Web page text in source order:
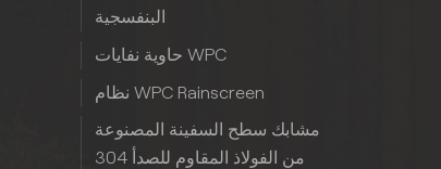
البنفسجية
حاوية نفايات WPC
نظام WPC Rainscreen
مشابك سطح السفينة المصنوعة
من الفولاذ المقاوم للصدأ 304